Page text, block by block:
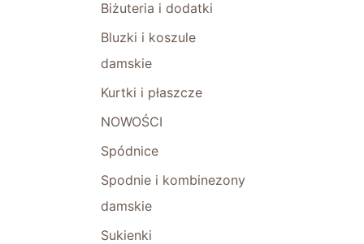
Biżuteria i dodatki
Bluzki i koszule
damskie
Kurtki i płaszcze
NOWOŚCI
Spódnice
Spodnie i kombinezony
damskie
Sukienki